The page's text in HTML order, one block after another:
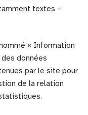
textes –
« Information
données
par le site pour
de la relation